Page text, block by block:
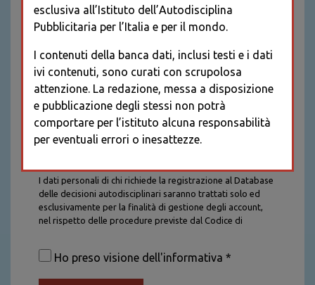
I dati personali di chi richiede la registrazione al Database
delle decisioni autodisciplinari saranno trattati solo ed
esclusivamente per la finalità di gestione degli account,
nel rispetto delle procedure previste dal Codice di
saranno trattati con tutte le cautele richieste dalla legge e
saranno conservati per la durata stabilita caso per caso
Ho preso visione dell'informativa *
esclusiva all’Istituto dell’Autodisciplina
Pubblicitaria per l’Italia e per il mondo.
I contenuti della banca dati, inclusi testi e i dati
ivi contenuti, sono curati con scrupolosa
attenzione. La redazione, messa a disposizione
e pubblicazione degli stessi non potrà
comportare per l’istituto alcuna responsabilità
per eventuali errori o inesattezze.